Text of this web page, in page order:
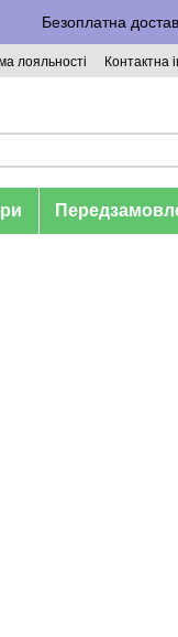
Безоплатна
лояльності Контактна